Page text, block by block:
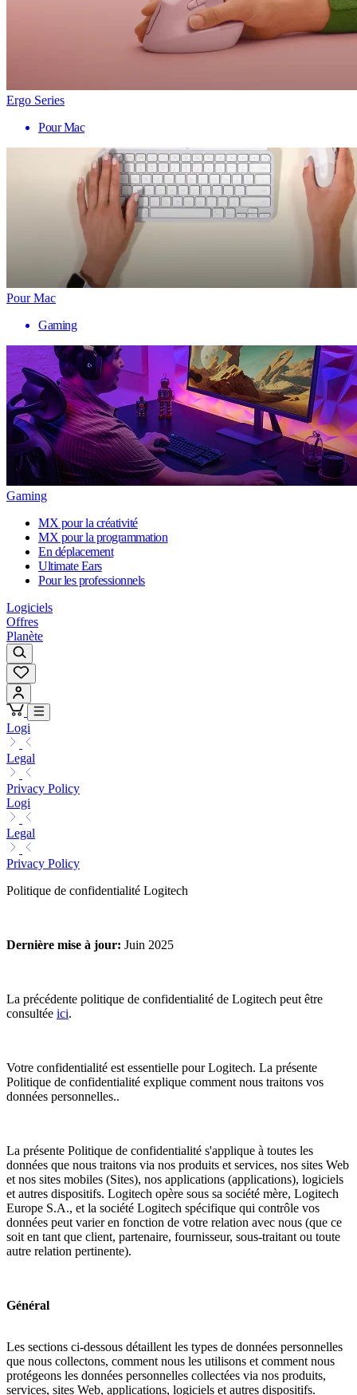
Ergo Series
Pour Mac
Pour Mac
Gaming
Gaming
MX pour la créativité
MX pour la programmation
En déplacement
Ultimate Ears
Pour les professionnels
Logiciels
Offres
Planète
Logi
Legal
Privacy Policy
Logi
Legal
Privacy Policy
Politique de confidentialité Logitech
Dernière mise à jour: Juin 2025
La précédente politique de confidentialité de Logitech peut être
consultée ici.
Votre confidentialité est essentielle pour Logitech. La présente
Politique de confidentialité explique comment nous traitons vos
données personnelles..
La présente Politique de confidentialité s'applique à toutes les
données que nous traitons via nos produits et services, nos sites Web
et nos sites mobiles (Sites), nos applications (applications), logiciels
et autres dispositifs. Logitech opère sous sa société mère, Logitech
Europe S.A., et la société Logitech spécifique qui contrôle vos
données peut varier en fonction de votre relation avec nous (que ce
soit en tant que client, partenaire, fournisseur, sous-traitant ou toute
autre relation pertinente).
Général
Les sections ci-dessous détaillent les types de données personnelles
que nous collectons, comment nous les utilisons et comment nous
protégeons les données personnelles collectées via nos produits,
services, sites Web, applications, logiciels et autres dispositifs.